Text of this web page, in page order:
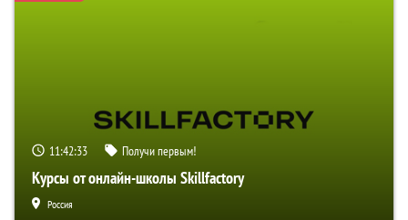
11:42:32 Получи первым!
Курсы от онлайн-школы Skillfactory
Россия